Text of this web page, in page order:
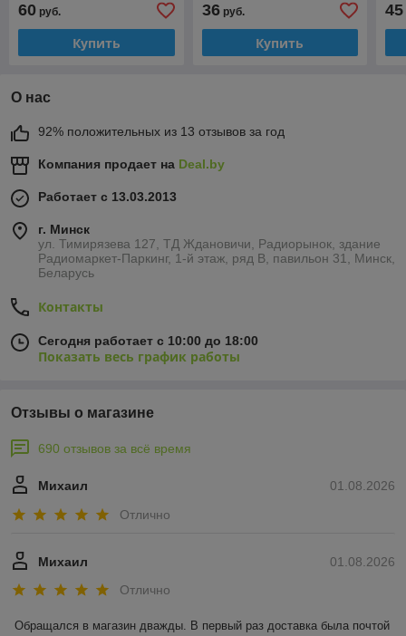
60 руб.
Купить
36руб.
Купить
45
О нас
92% положительных из 13 отзывов за год
Компания продает на Deal.by
Работает с 13.03.2013
г. Минск
ул. Тимирязева 127, ТД Ждановичи, Радиорынок, здание
Радиомаркет-Паркинг, 1-й этаж, ряд В, павильон 31, Минск,
Беларусь
Контакты
Сегодня работает с 10:00 до 18:00
Показать весь график работы
Отзывы о магазине
690 отзывов за всё время
01.08.2026
Михаил
Отлично
01.08.2026
Михаил
Отлично
Обращался в магазин дважды. В первый раз доставка была почтой